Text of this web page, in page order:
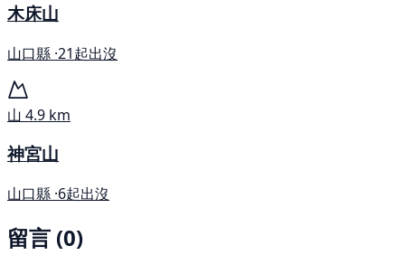
木床山
山口縣 ·21起出沒
山 4.9 km
神宮山
山口縣 ·6起出沒
留言 (0)